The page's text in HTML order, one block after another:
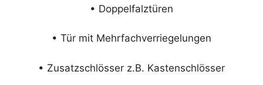
• Doppelfalztüren
• Tür mit Mehrfachverriegelungen
• Zusatzschlösser z.B. Kastenschlösser